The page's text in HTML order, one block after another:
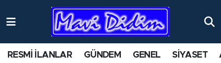
RESMİ İLANLAR GÜNDEM GENEL SİYASET
ANTİK YERLER
Nöbetçi Eczaneler